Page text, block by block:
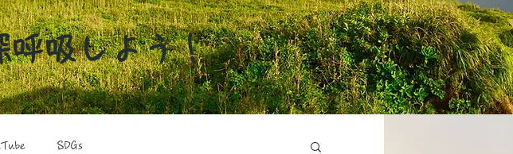
呼吸しよう！
SDGs